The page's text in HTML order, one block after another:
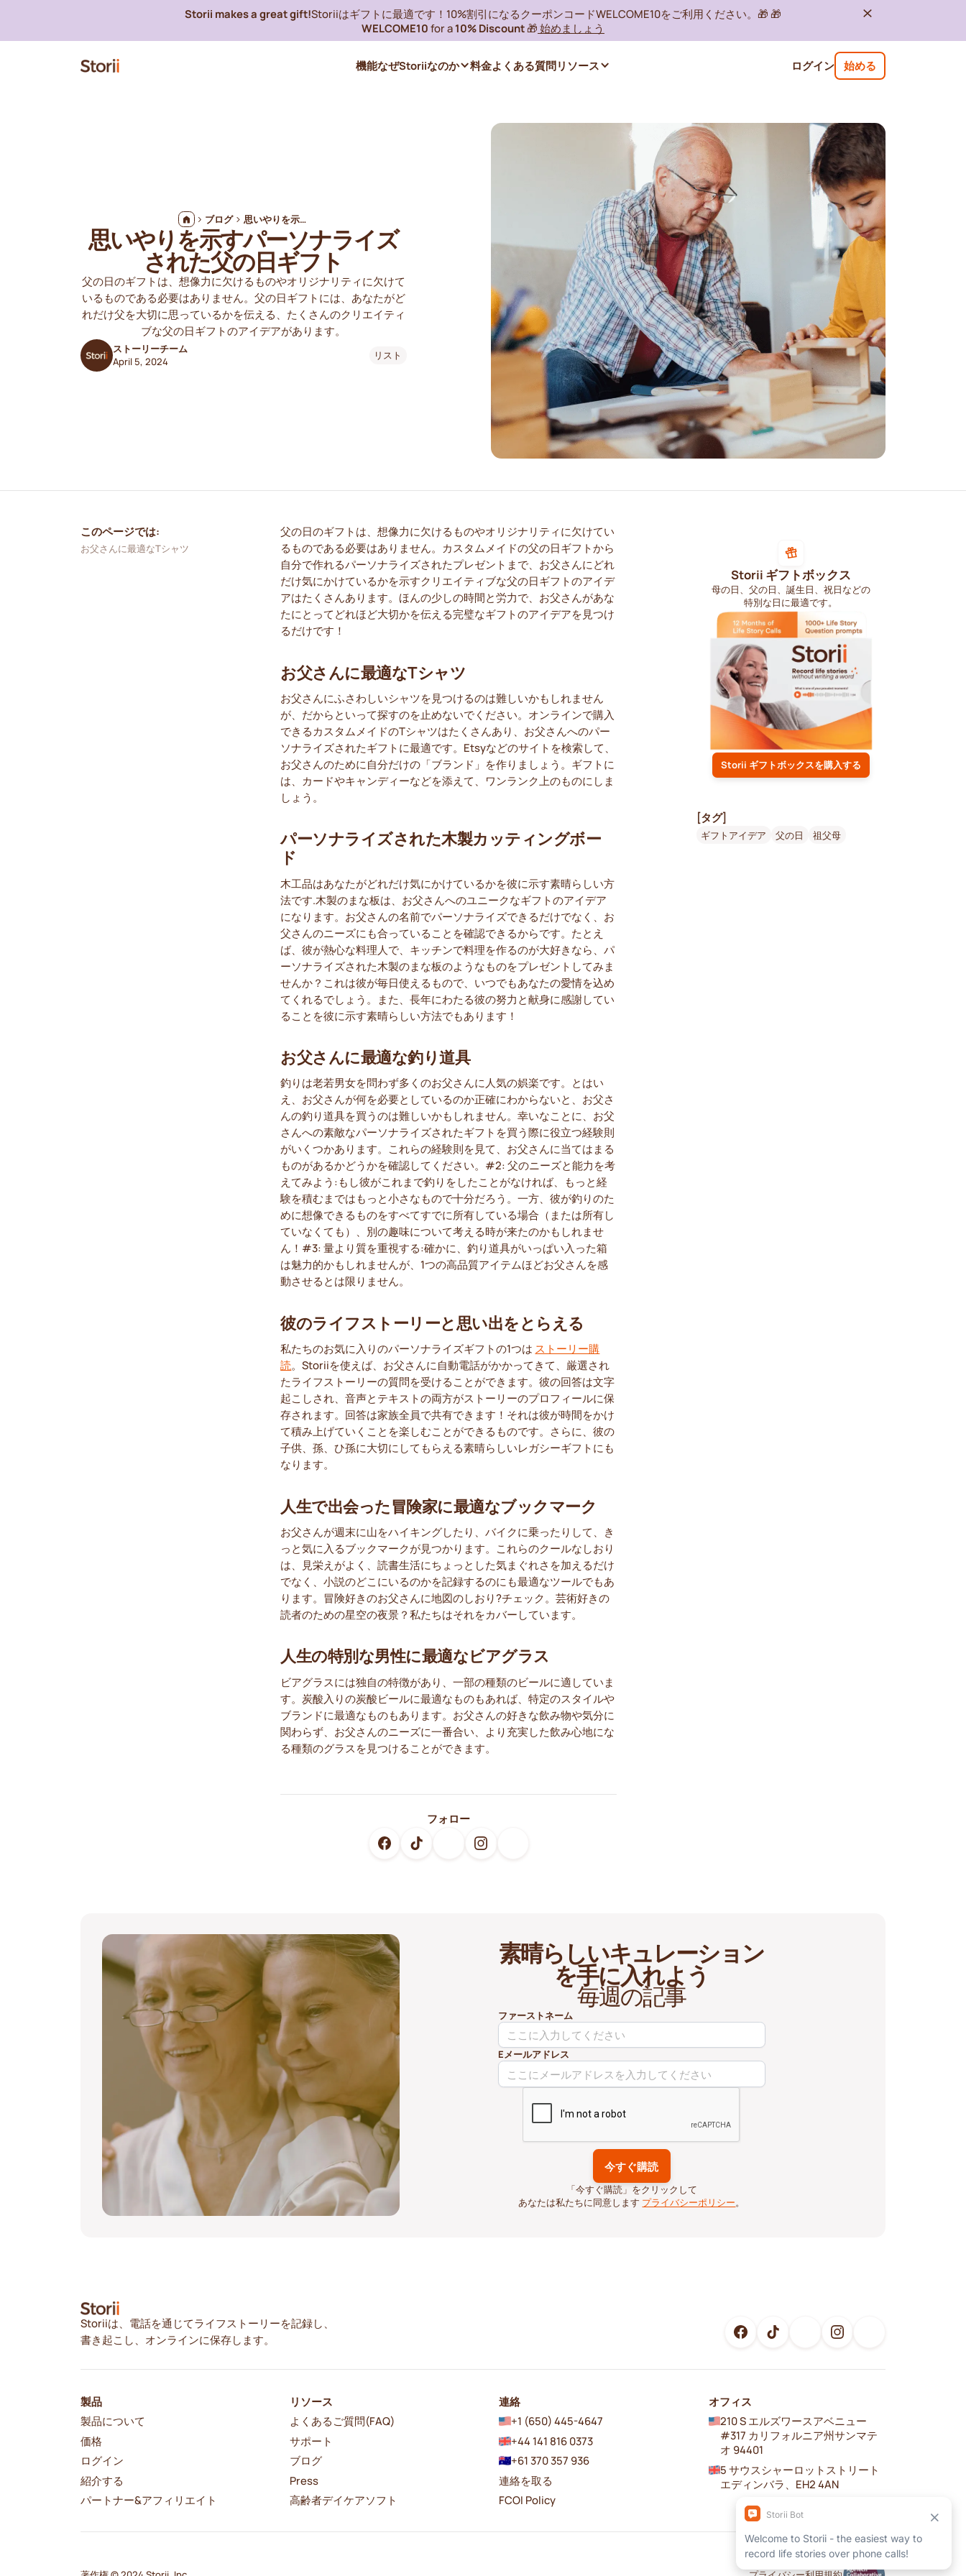
Storii makes a great gift!Storiiはギフトに最適です！10%割引になるクーポンコードWELCOME10をご利用ください。🎁 🎁
WELCOME10 for a10% Discount 🎁 始めましょう
ログイン 始める
機能なぜStoriiなのか 料金よくある質問リソース
ブログ 思いやりを示すパーソナライズされた父の日ギフト
思いやりを示すパーソナライズ
された父の日ギフト
父の日のギフトは、想像力に欠けるものやオリジナリティに欠けて
いるものである必要はありません。父の日ギフトには、あなたがど
れだけ父を大切に思っているかを伝える、たくさんのクリエイティ
ブな父の日ギフトのアイデアがあります。
ストーリーチーム
April 5, 2024
リスト
このページでは:
お父さんに最適なTシャツ
父の日のギフトは、想像力に欠けるものやオリジナリティに欠けてい
るものである必要はありません。カスタムメイドの父の日ギフトから
自分で作れるパーソナライズされたプレゼントまで、お父さんにどれ
だけ気にかけているかを示すクリエイティブな父の日ギフトのアイデ
アはたくさんあります。ほんの少しの時間と労力で、お父さんがあな
たにとってどれほど大切かを伝える完璧なギフトのアイデアを見つけ
るだけです！
お父さんに最適なTシャツ
お父さんにふさわしいシャツを見つけるのは難しいかもしれません
が、だからといって探すのを止めないでください。オンラインで購入
できるカスタムメイドのTシャツはたくさんあり、お父さんへのパー
ソナライズされたギフトに最適です。Etsyなどのサイトを検索して、
お父さんのために自分だけの「ブランド」を作りましょう。ギフトに
は、カードやキャンディーなどを添えて、ワンランク上のものにしま
しょう。
パーソナライズされた木製カッティングボー
ド
木工品はあなたがどれだけ気にかけているかを彼に示す素晴らしい方
法です.木製のまな板は、お父さんへのユニークなギフトのアイデア
になります。お父さんの名前でパーソナライズできるだけでなく、お
父さんのニーズにも合っていることを確認できるからです。たとえ
ば、彼が熱心な料理人で、キッチンで料理を作るのが大好きなら、パ
ーソナライズされた木製のまな板のようなものをプレゼントしてみま
せんか？これは彼が毎日使えるもので、いつでもあなたの愛情を込め
てくれるでしょう。また、長年にわたる彼の努力と献身に感謝してい
ることを彼に示す素晴らしい方法でもあります！
お父さんに最適な釣り道具
釣りは老若男女を問わず多くのお父さんに人気の娯楽です。とはい
え、お父さんが何を必要としているのか正確にわからないと、お父さ
んの釣り道具を買うのは難しいかもしれません。幸いなことに、お父
さんへの素敵なパーソナライズされたギフトを買う際に役立つ経験則
がいくつかあります。これらの経験則を見て、お父さんに当てはまる
ものがあるかどうかを確認してください。#2: 父のニーズと能力を考
えてみよう:もし彼がこれまで釣りをしたことがなければ、もっと経
験を積むまではもっと小さなもので十分だろう。一方、彼が釣りのた
めに想像できるものをすべてすでに所有している場合（または所有し
ていなくても）、別の趣味について考える時が来たのかもしれませ
ん！#3: 量より質を重視する:確かに、釣り道具がいっぱい入った箱
は魅力的かもしれませんが、1つの高品質アイテムほどお父さんを感
動させるとは限りません。
彼のライフストーリーと思い出をとらえる
私たちのお気に入りのパーソナライズギフトの1つは ストーリー購
読。Storiiを使えば、お父さんに自動電話がかかってきて、厳選され
たライフストーリーの質問を受けることができます。彼の回答は文字
起こしされ、音声とテキストの両方がストーリーのプロフィールに保
存されます。回答は家族全員で共有できます！それは彼が時間をかけ
て積み上げていくことを楽しむことができるものです。さらに、彼の
子供、孫、ひ孫に大切にしてもらえる素晴らしいレガシーギフトにも
なります。
人生で出会った冒険家に最適なブックマーク
お父さんが週末に山をハイキングしたり、バイクに乗ったりして、き
っと気に入るブックマークが見つかります。これらのクールなしおり
は、見栄えがよく、読書生活にちょっとした気まぐれさを加えるだけ
でなく、小説のどこにいるのかを記録するのにも最適なツールでもあ
ります。冒険好きのお父さんに地図のしおり?チェック。芸術好きの
読者のための星空の夜景？私たちはそれをカバーしています。
人生の特別な男性に最適なビアグラス
ビアグラスには独自の特徴があり、一部の種類のビールに適していま
す。炭酸入りの炭酸ビールに最適なものもあれば、特定のスタイルや
ブランドに最適なものもあります。お父さんの好きな飲み物や気分に
関わらず、お父さんのニーズに一番合い、より充実した飲み心地にな
る種類のグラスを見つけることができます。
フォロー
Storii ギフトボックス
母の日、父の日、誕生日、祝日などの
特別な日に最適です。
Storii ギフトボックスを購入する
[タグ]
ギフトアイデア 父の日 祖父母
素晴らしいキュレーション
を手に入れよう
毎週の記事
ファーストネーム
Eメールアドレス
「今すぐ購読」をクリックして
あなたは私たちに同意します プライバシーポリシー。
Storiiは、電話を通じてライフストーリーを記録し、
書き起こし、オンラインに保存します。
製品
製品について
価格
ログイン
紹介する
パートナー&アフィリエイト
リソース
よくあるご質問(FAQ)
サポート
ブログ
Press
高齢者デイケアソフト
連絡
+1 (650) 445-4647
+44 141 816 0373
+61 370 357 936
連絡を取る
FCOI Policy
オフィス
210 S エルズワースアベニュー
#317 カリフォルニア州サンマテ
オ 94401
5 サウスシャーロットストリート
エディンバラ、EH2 4AN